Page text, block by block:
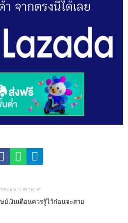
article
ย์เงินเดือนควรรู้ไว้ก่อนจะสาย